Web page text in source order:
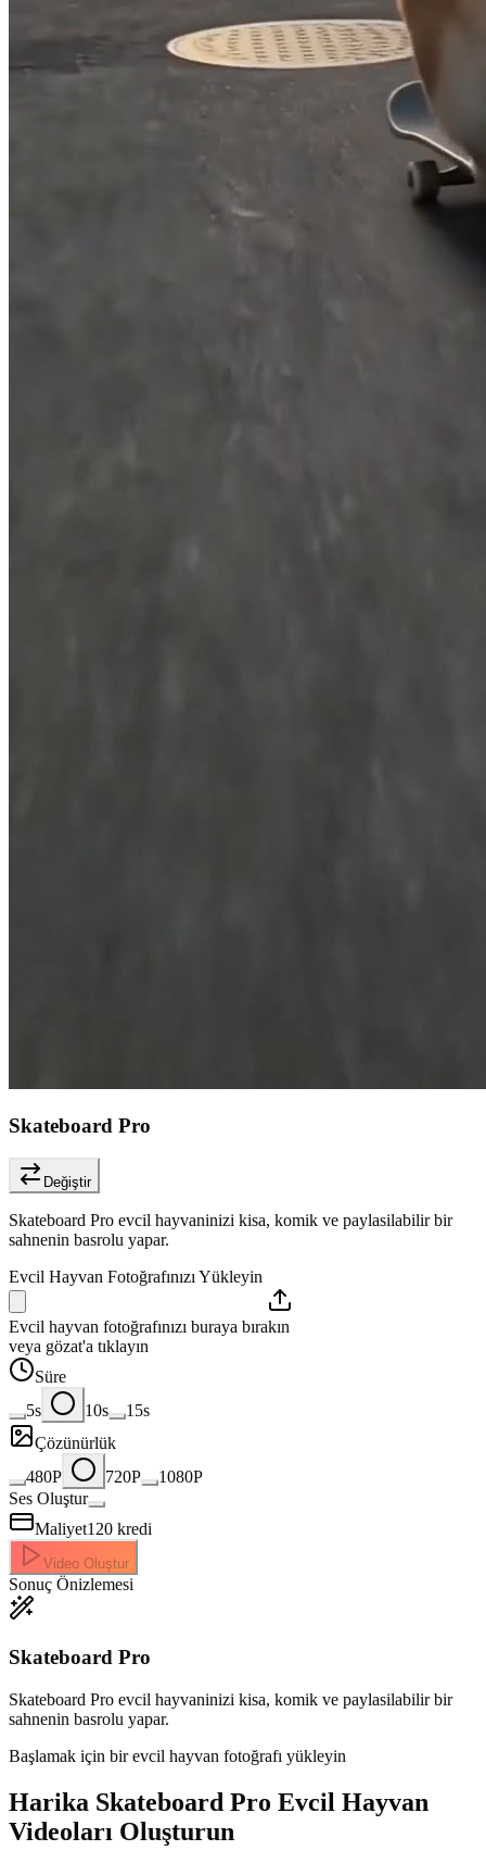
Skateboard Pro
Değiştir
Skateboard Pro evcil hayvaninizi kisa, komik ve paylasilabilir bir
sahnenin basrolu yapar.
Evcil Hayvan Fotoğrafınızı Yükleyin
Evcil hayvan fotoğrafınızı buraya bırakın
veya gözat'a tıklayın
Süre
5s
10s
15s
Çözünürlük
480P
720P
1080P
Ses Oluştur
Maliyet120 kredi
Video Oluştur
Sonuç Önizlemesi
Skateboard Pro
Skateboard Pro evcil hayvaninizi kisa, komik ve paylasilabilir bir
sahnenin basrolu yapar.
Başlamak için bir evcil hayvan fotoğrafı yükleyin
Harika Skateboard Pro Evcil Hayvan
Videoları Oluşturun